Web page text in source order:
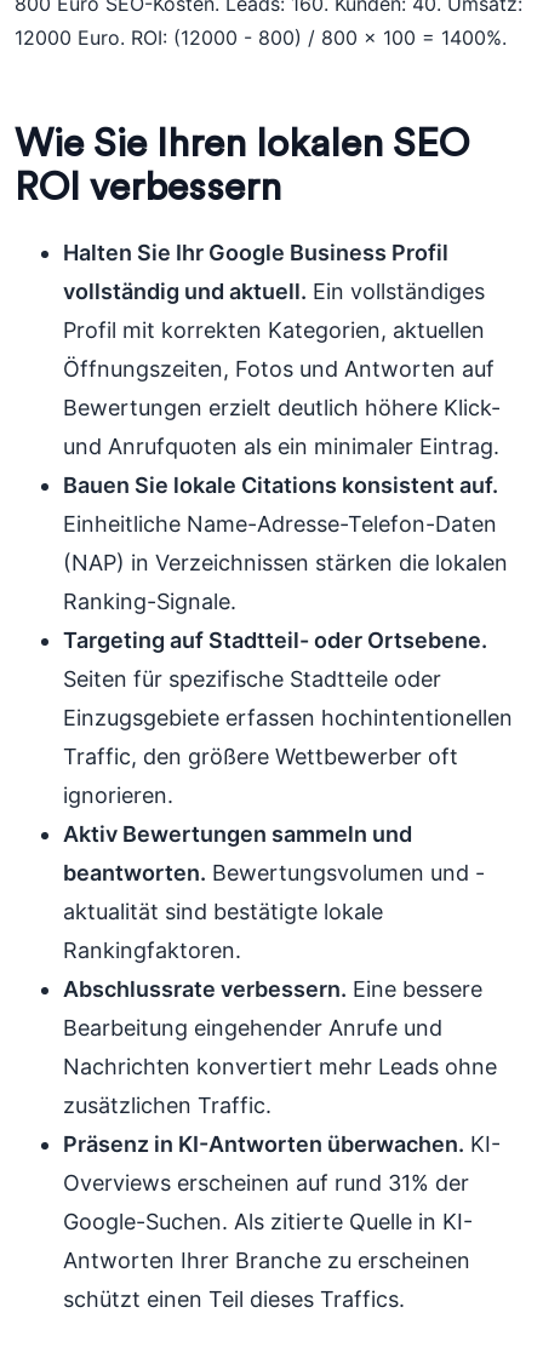
12000 Euro. ROI: (12000 - 800) / 800 x 100 = 1400%.
Wie Sie Ihren lokalen SEO
ROI verbessern
Halten Sie Ihr Google Business Profil
vollständig und aktuell. Ein vollständiges
Profil mit korrekten Kategorien, aktuellen
Öffnungszeiten, Fotos und Antworten auf
Bewertungen erzielt deutlich höhere Klick-
und Anrufquoten als ein minimaler Eintrag.
Bauen Sie lokale Citations konsistent auf.
Einheitliche Name-Adresse-Telefon-Daten
(NAP) in Verzeichnissen stärken die lokalen
Ranking-Signale.
Targeting auf Stadtteil- oder Ortsebene.
Seiten für spezifische Stadtteile oder
Einzugsgebiete erfassen hochintentionellen
Traffic, den größere Wettbewerber oft
ignorieren.
Aktiv Bewertungen sammeln und
beantworten. Bewertungsvolumen und -
aktualität sind bestätigte lokale
Rankingfaktoren.
Abschlussrate verbessern. Eine bessere
Bearbeitung eingehender Anrufe und
Nachrichten konvertiert mehr Leads ohne
zusätzlichen Traffic.
Präsenz in KI-Antworten überwachen. KI-
Overviews erscheinen auf rund 31% der
Google-Suchen. Als zitierte Quelle in KI-
Antworten Ihrer Branche zu erscheinen
schützt einen Teil dieses Traffics.